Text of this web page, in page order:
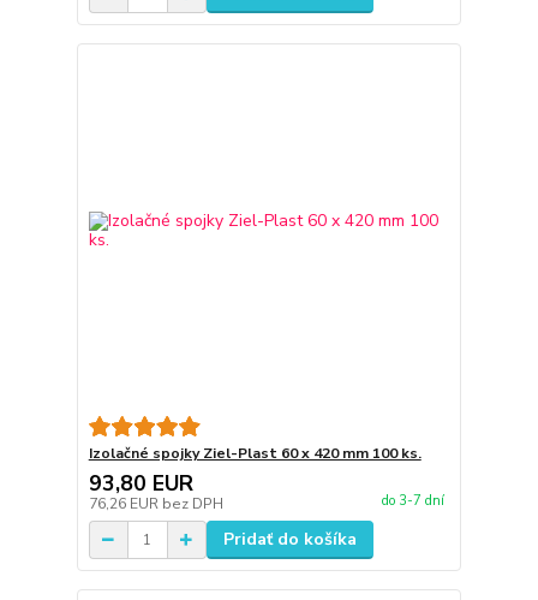
Izolačné spojky Ziel-Plast 60 x 420 mm 100 ks.
93,80 EUR
76,26 EUR bez DPH do 3-7 dní
Pridať do košíka